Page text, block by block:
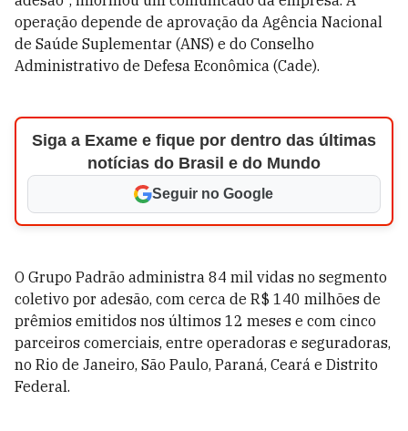
operação depende de aprovação da Agência Nacional
de Saúde Suplementar (ANS) e do Conselho
Administrativo de Defesa Econômica (Cade).
Siga a Exame e fique por dentro das últimas
notícias do Brasil e do Mundo
Seguir no Google
O Grupo Padrão administra 84 mil vidas no segmento
coletivo por adesão, com cerca de R$ 140 milhões de
prêmios emitidos nos últimos 12 meses e com cinco
parceiros comerciais, entre operadoras e seguradoras,
no Rio de Janeiro, São Paulo, Paraná, Ceará e Distrito
Federal.